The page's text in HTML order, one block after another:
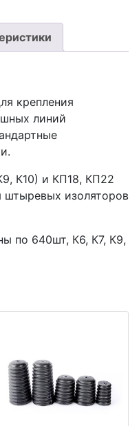
крепления
линий
К10) и КП18, КП22
штыревых изоляторов
по 640шт, К6, К7, К9,